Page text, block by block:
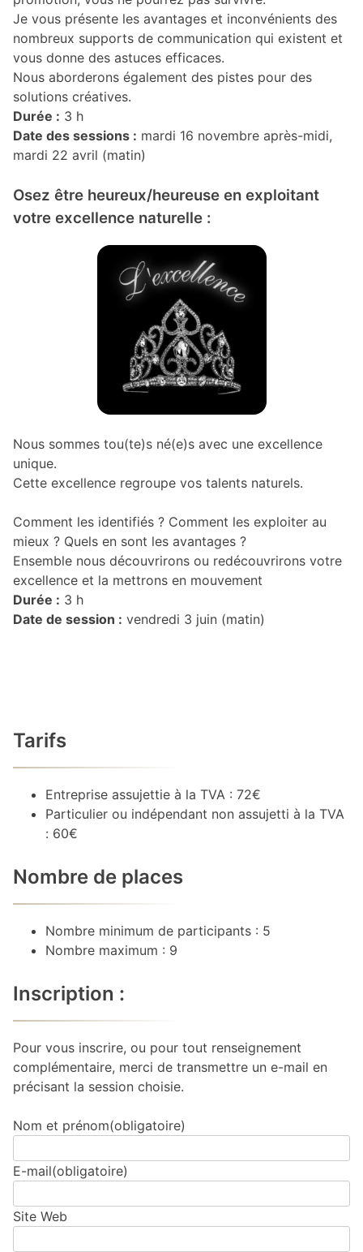
Je vous présente les avantages et inconvénients des
nombreux supports de communication qui existent et
vous donne des astuces efficaces.
Nous aborderons également des pistes pour des
solutions créatives.
Durée : 3 h
Date des sessions : mardi 16 novembre après-midi,
mardi 22 avril (matin)
Osez être heureux/heureuse en exploitant
votre excellence naturelle :
Nous sommes tou(te)s né(e)s avec une excellence
unique.
Cette excellence regroupe vos talents naturels.
Comment les identifiés ? Comment les exploiter au
mieux ? Quels en sont les avantages ?
Ensemble nous découvrirons ou redécouvrirons votre
excellence et la mettrons en mouvement
Durée : 3 h
Date de session : vendredi 3 juin (matin)
Tarifs
Entreprise assujettie à la TVA : 72€
Particulier ou indépendant non assujetti à la TVA
: 60€
Nombre de places
Nombre minimum de participants : 5
Nombre maximum : 9
Inscription :
Pour vous inscrire, ou pour tout renseignement
complémentaire, merci de transmettre un e-mail en
précisant la session choisie.
Nom et prénom(obligatoire)
E-mail(obligatoire)
Site Web